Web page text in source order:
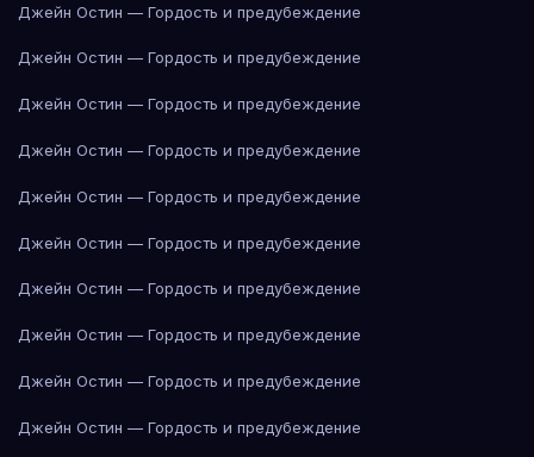
Джейн Остин — Гордость и предубеждение
Джейн Остин — Гордость и предубеждение
Джейн Остин — Гордость и предубеждение
Джейн Остин — Гордость и предубеждение
Джейн Остин — Гордость и предубеждение
Джейн Остин — Гордость и предубеждение
Джейн Остин — Гордость и предубеждение
Джейн Остин — Гордость и предубеждение
Джейн Остин — Гордость и предубеждение
Джейн Остин — Гордость и предубеждение